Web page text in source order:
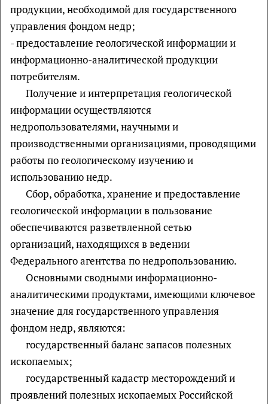
продукции, необходимой для государственного
управления фондом недр;
- предоставление геологической информации и
информационно-аналитической продукции
потребителям.
Получение и интерпретация геологической
информации осуществляются
недропользователями, научными и
производственными организациями, проводящими
работы по геологическому изучению и
использованию недр.
Сбор, обработка, хранение и предоставление
геологической информации в пользование
обеспечиваются разветвленной сетью
организаций, находящихся в ведении
Федерального агентства по недропользованию.
Основными сводными информационно-
аналитическими продуктами, имеющими ключевое
значение для государственного управления
фондом недр, являются:
государственный баланс запасов полезных
ископаемых;
государственный кадастр месторождений и
проявлений полезных ископаемых Российской